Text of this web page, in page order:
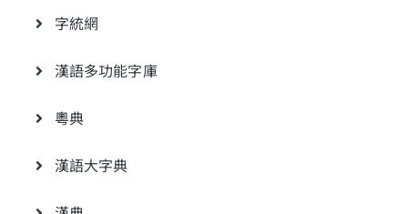
字統網
漢語多功能字庫
粵典
漢語大字典